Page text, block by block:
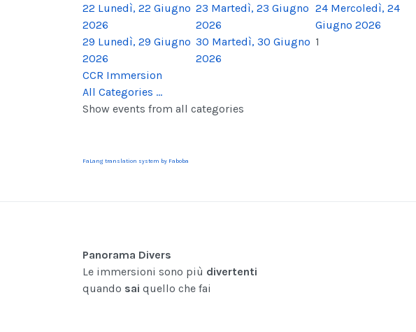
22 Lunedì, 22 Giugno
2026
23 Martedì, 23 Giugno
2026
24 Mercoledì, 24
Giugno 2026
29 Lunedì, 29 Giugno
2026
30 Martedì, 30 Giugno
2026
1
CCR Immersion
All Categories ...
Show events from all categories
FaLang translation system by Faboba
Panorama Divers
Le immersioni sono più divertenti
quando sai quello che fai